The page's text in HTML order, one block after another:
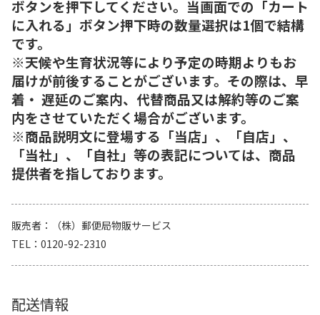
ボタンを押下してください。当画面での「カート
に入れる」ボタン押下時の数量選択は1個で結構
です。
※天候や生育状況等により予定の時期よりもお
届けが前後することがございます。その際は、早
着・ 遅延のご案内、代替商品又は解約等のご案
内をさせていただく場合がございます。
※商品説明文に登場する「当店」、「自店」、
「当社」、「自社」等の表記については、商品
提供者を指しております。
販売者
（株）郵便局物販サービス
TEL
0120-92-2310
配送情報